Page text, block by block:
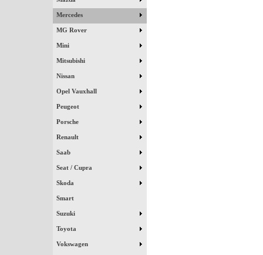
Mercedes
MG Rover
Mini
Mitsubishi
Nissan
Opel Vauxhall
Peugeot
Porsche
Renault
Saab
Seat / Cupra
Skoda
Smart
Suzuki
Toyota
Vokswagen